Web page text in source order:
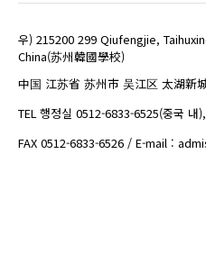
우) 215200 299 Qiufengjie,
China(苏州韓國學校)
中国 江苏省 苏州市 吴江区 太湖新
TEL 행정실 0512-6833-6525(중국
FAX 0512-6833-6526 / E-mail :